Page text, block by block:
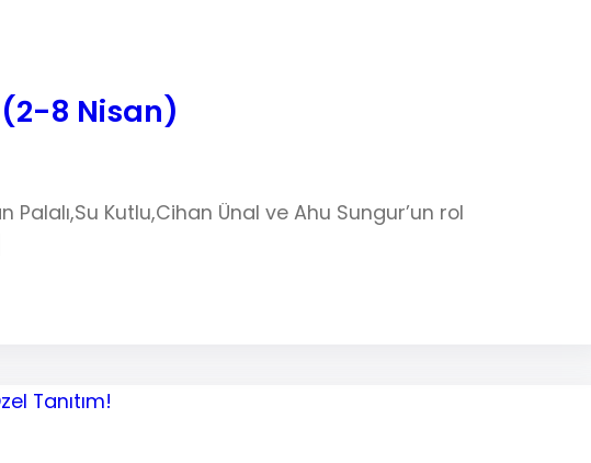
8 Nisan)
Palalı,Su Kutlu,Cihan Ünal ve Ahu Sungur’un rol